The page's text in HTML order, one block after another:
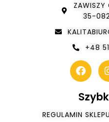
ZAWISZY
35-
+48
REGULAMIN